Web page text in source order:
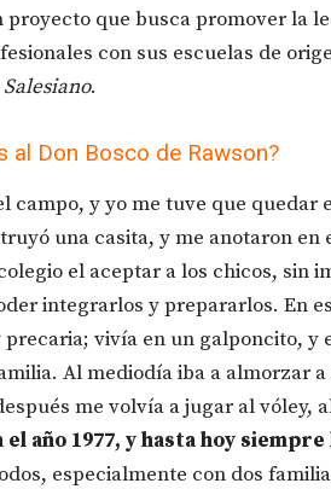
proyecto que busca promover la
con sus escuelas de
.
al Don Bosco de Rawson?
campo, y yo me tuve que quedar
una casita, y me anotaron en
el aceptar a los chicos, sin
integrarlos y prepararlos. En
vivía en un galponcito, y
Al mediodía iba a almorzar
me volvía a jugar al vóley,
el año 1977, y hasta hoy
especialmente con dos